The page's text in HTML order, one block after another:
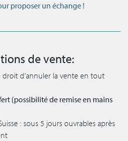
proposer un échange !
de vente:
droit d’annuler la vente en tout
(possibilité de remise en mains
: sous 5 jours ouvrables après